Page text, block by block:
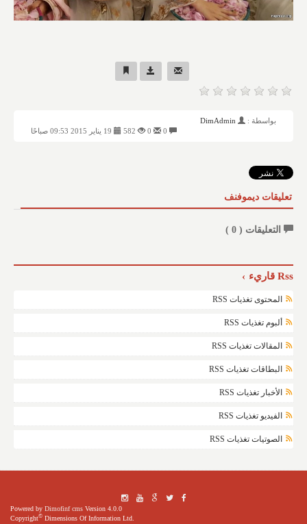
بواسطة :
DimAdmin
582
تعليقات ديموفنف
التعليقات ( 0
)
Rss قاريء
المحتوى تغذيات RSS
ألبوم تغذيات RSS
المقالات تغذيات RSS
البطاقات تغذيات RSS
الأخبار تغذيات RSS
الفيديو تغذيات RSS
الصوتيات تغذيات RSS
Powered by Dimofinf cms Version 4.0.0
Copyright© Dimensions Of Information Ltd.